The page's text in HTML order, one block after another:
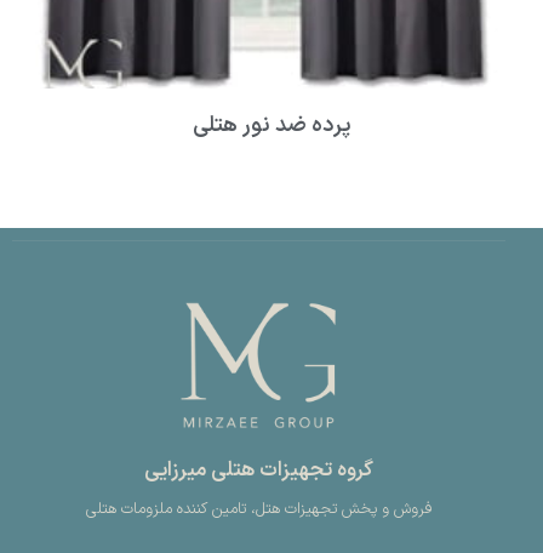
پرده ضد نور هتلی
گروه تجهیزات هتلی میرزایی
فروش و پخش تجهیزات هتل، تامین کننده ملزومات هتلی